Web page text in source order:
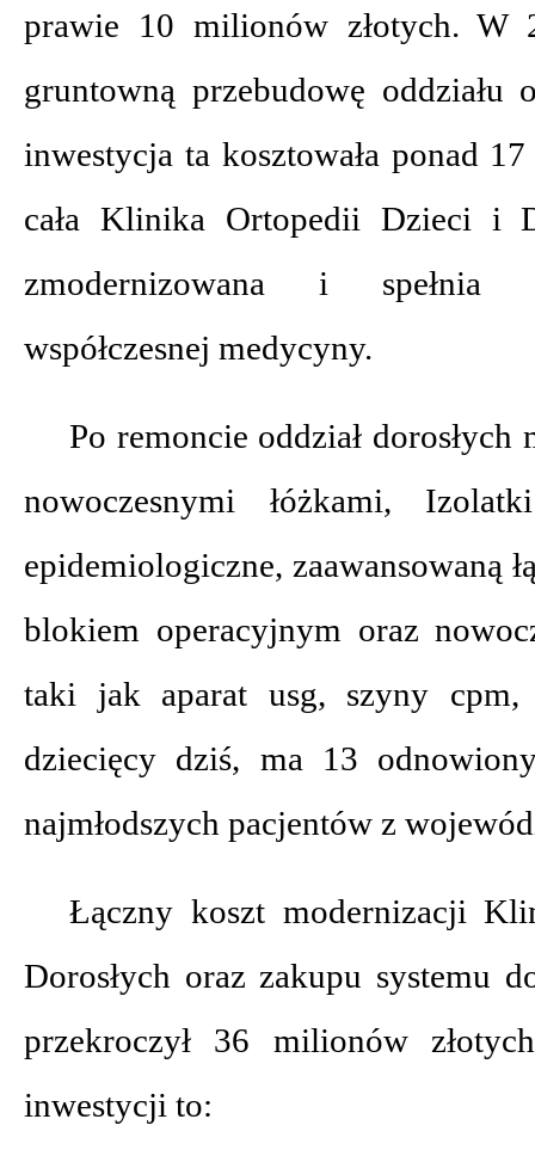
prawie 10 milionów złotych. W
gruntowną przebudowę oddziału
inwestycja ta kosztowała ponad
cała Klinika Ortopedii Dzieci i
zmodernizowana i spełnia
współczesnej medycyny.
Po remoncie oddział dorosłych
nowoczesnymi łóżkami,
epidemiologiczne, zaawansowaną
blokiem operacyjnym oraz
taki jak aparat usg, szyny cpm,
dziecięcy dziś, ma 13
najmłodszych pacjentów z
Łączny koszt modernizacji
Dorosłych oraz zakupu systemu
przekroczył 36 milionów
inwestycji to: